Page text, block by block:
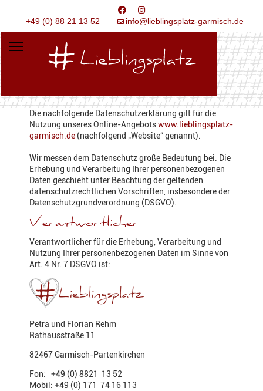
+49 (0) 88 21 13 52 info@lieblingsplatz-garmisch.de
Die nachfolgende Datenschutzerklärung gilt für die
Nutzung unseres Online-Angebotswww.lieblingsplatz-
garmisch.de (nachfolgend „Website“ genannt).
Wir messen dem Datenschutz große Bedeutung bei. Die
Erhebung und Verarbeitung Ihrer personenbezogenen
Daten geschieht unter Beachtung der geltenden
datenschutzrechtlichen Vorschriften, insbesondere der
Datenschutzgrundverordnung (DSGVO).
Verantwortlicher
Verantwortlicher für die Erhebung, Verarbeitung und
Nutzung Ihrer personenbezogenen Daten im Sinne von
Art. 4 Nr. 7 DSGVO ist:
Petra und Florian Rehm
Rathausstraße 11
82467 Garmisch-Partenkirchen
Fon: +49 (0) 8821 13 52
Mobil: +49 (0) 171 74 16 113